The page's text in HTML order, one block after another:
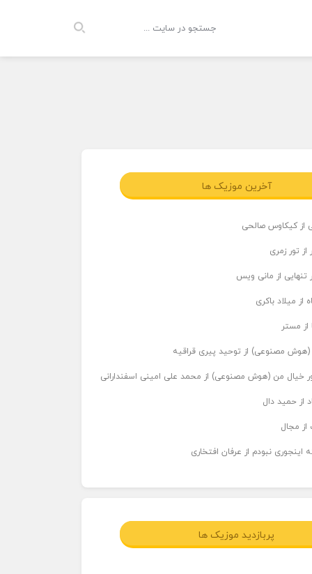
آخرین موزیک ها
از کیکاوس صالحی
تور زمری
تنهایی از مانی ویس
از میلاد باکری
از مستر
(هوش مصنوعی) از توحید پیری قراقیه
خیال من (هوش مصنوعی) از محمد علی امینی اسفندارانی
از حمید دال
از مجال
اینجوری نبودم از عرفان افتخاری
پربازدید موزیک ها